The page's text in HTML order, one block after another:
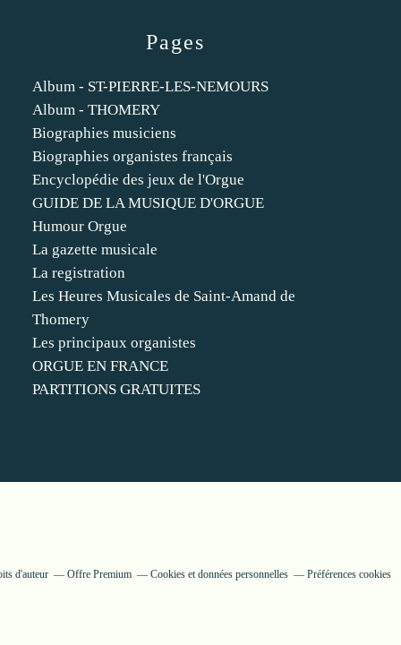
Pages
Album - ST-PIERRE-LES-NEMOURS
Album - THOMERY
Biographies musiciens
Biographies organistes français
Encyclopédie des jeux de l'Orgue
GUIDE DE LA MUSIQUE D'ORGUE
Humour Orgue
La gazette musicale
La registration
Les Heures Musicales de Saint-Amand de
Thomery
Les principaux organistes
ORGUE EN FRANCE
PARTITIONS GRATUITES
d'auteur Offre Premium Cookies et données personnelles Préférences cookies